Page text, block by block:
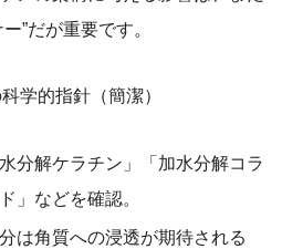
”だが重要です。
学的指針（簡潔）
分解ケラチン」「加水分解コラ
」などを確認。
は角質への浸透が期待される